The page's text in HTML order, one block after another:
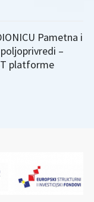
Pametna i
–
platforme